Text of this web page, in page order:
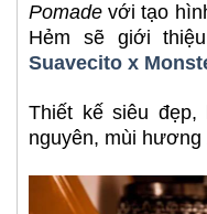
Pomade với tạo
Hẻm sẽ giới
Suavecito x
Thiết kế siêu
nguyên, mùi hương